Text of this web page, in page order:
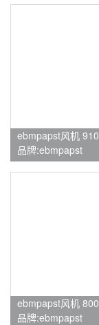
品牌:ebmpapst
品牌:ebmpapst